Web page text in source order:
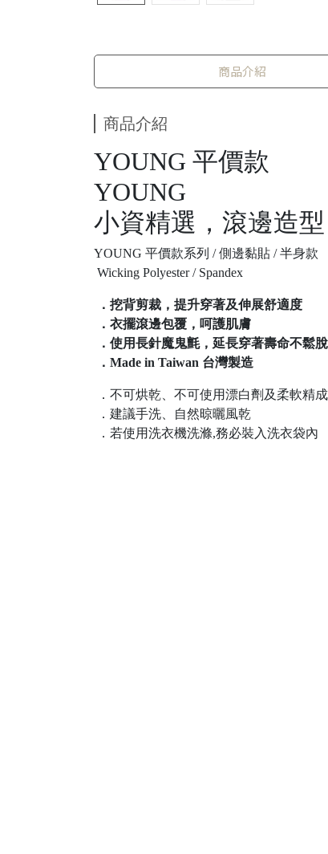
商品介紹
商品介紹
YOUNG 平價款
YOUNG
小資精選，滾邊造
YOUNG 平價款系列 / 側邊黏貼 / 半身款
Wicking Polyester / Spandex
．挖背剪裁，提升穿著及伸展舒適度
．衣擺滾邊包覆，呵護肌膚
．使用長針魔鬼氈，延長穿著壽命不鬆脫
．Made in Taiwan 台灣製造
．不可烘乾、不可使用漂白劑及柔軟精
．建議手洗、自然晾曬風乾
．若使用洗衣機洗滌,務必裝入洗衣袋內